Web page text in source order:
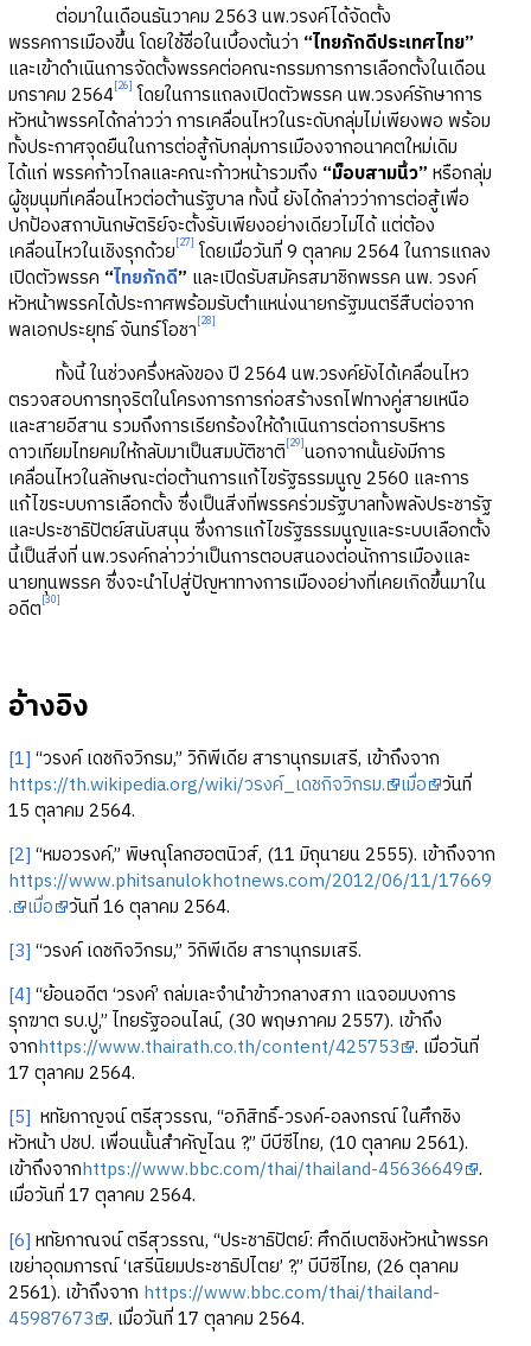
ต่อมาในเดือนธันวาคม 2563 นพ.วรงค์ได้จัดตั้ง
พรรคการเมืองขึ้น โดยใช้ชื่อในเบื้องต้นว่า “ไทยภักดีประเทศไทย”
และเข้าดำเนินการจัดตั้งพรรคต่อคณะกรรมการการเลือกตั้งในเดือน
มกราคม 2564[26] โดยในการแถลงเปิดตัวพรรค นพ.วรงค์รักษาการ
หัวหน้าพรรคได้กล่าวว่า การเคลื่อนไหวในระดับกลุ่มไม่เพียงพอ พร้อม
ทั้งประกาศจุดยืนในการต่อสู้กับกลุ่มการเมืองจากอนาคตใหม่เดิม
ได้แก่ พรรคก้าวไกลและคณะก้าวหน้ารวมถึง “ม็อบสามนิ้ว” หรือกลุ่ม
ผู้ชุมนุมที่เคลื่อนไหวต่อต้านรัฐบาล ทั้งนี้ ยังได้กล่าวว่าการต่อสู้เพื่อ
ปกป้องสถาบันกษัตริย์จะตั้งรับเพียงอย่างเดียวไม่ได้ แต่ต้อง
เคลื่อนไหวในเชิงรุกด้วย[27] โดยเมื่อวันที่ 9 ตุลาคม 2564 ในการแถลง
เปิดตัวพรรค “ไทยภักดี” และเปิดรับสมัครสมาชิกพรรค นพ. วรงค์
หัวหน้าพรรคได้ประกาศพร้อมรับตำแหน่งนายกรัฐมนตรีสืบต่อจาก
พลเอกประยุทธ์ จันทร์โอชา[28]
ทั้งนี้ ในช่วงครึ่งหลังของ ปี 2564 นพ.วรงค์ยังได้เคลื่อนไหว
ตรวจสอบการทุจริตในโครงการการก่อสร้างรถไฟทางคู่สายเหนือ
และสายอีสาน รวมถึงการเรียกร้องให้ดำเนินการต่อการบริหาร
ดาวเทียมไทยคมให้กลับมาเป็นสมบัติชาติ[29]นอกจากนั้นยังมีการ
เคลื่อนไหวในลักษณะต่อต้านการแก้ไขรัฐธรรมนูญ 2560 และการ
แก้ไขระบบการเลือกตั้ง ซึ่งเป็นสิ่งที่พรรคร่วมรัฐบาลทั้งพลังประชารัฐ
และประชาธิปัตย์สนับสนุน ซึ่งการแก้ไขรัฐธรรมนูญและระบบเลือกตั้ง
นี้เป็นสิ่งที่ นพ.วรงค์กล่าวว่าเป็นการตอบสนองต่อนักการเมืองและ
นายทุนพรรค ซึ่งจะนำไปสู่ปัญหาทางการเมืองอย่างที่เคยเกิดขึ้นมาใน
อดีต[30]
อ้างอิง
[1] “วรงค์ เดชกิจวิกรม,” วิกิพีเดีย สารานุกรมเสรี, เข้าถึงจาก
https://th.wikipedia.org/wiki/วรงค์_เดชกิจวิกรม. เมื่อ วันที่
15 ตุลาคม 2564.
[2] “หมอวรงค์,” พิษณุโลกฮอตนิวส์, (11 มิถุนายน 2555). เข้าถึงจาก
https://www.phitsanulokhotnews.com/2012/06/11/17669
. เมื่อ วันที่ 16 ตุลาคม 2564.
[3] “วรงค์ เดชกิจวิกรม,” วิกิพีเดีย สารานุกรมเสรี.
[4] “ย้อนอดีต ‘วรงค์’ ถล่มเละจำนำข้าวกลางสภา แฉจอมบงการ
รุกฆาต รบ.ปู,” ไทยรัฐออนไลน์, (30 พฤษภาคม 2557). เข้าถึง
จากhttps://www.thairath.co.th/content/425753 . เมื่อวันที่
17 ตุลาคม 2564.
[5] หทัยกาญจน์ ตรีสุวรรณ, “อภิสิทธิ์-วรงค์-อลงกรณ์ ในศึกชิง
หัวหน้า ปชป. เพื่อนนั้นสำคัญไฉน ?,” บีบีซีไทย, (10 ตุลาคม 2561).
เข้าถึงจากhttps://www.bbc.com/thai/thailand-45636649 .
เมื่อวันที่ 17 ตุลาคม 2564.
[6] หทัยกาณจน์ ตรีสุวรรณ, “ประชาธิปัตย์: ศึกดีเบตชิงหัวหน้าพรรค
เขย่าอุดมการณ์ ‘เสรีนิยมประชาธิปไตย’ ?,” บีบีซีไทย, (26 ตุลาคม
2561). เข้าถึงจาก https://www.bbc.com/thai/thailand-
45987673 . เมื่อวันที่ 17 ตุลาคม 2564.